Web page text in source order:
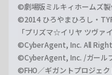
©劇場版ミルキィホームズ
©2014 ひろやまひろし・
「プリズマ☆イリヤ ツヴァ
©CyberAgent, Inc. All
©CyberAgent, Inc. /ガール
©FHO／ギガントプロジェク